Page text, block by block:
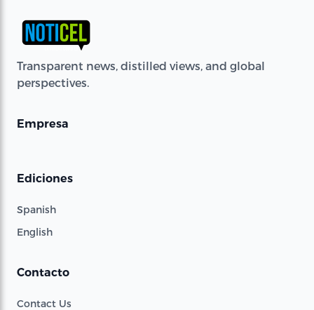
Transparent news, distilled views, and global
perspectives.
Empresa
Ediciones
Spanish
English
Contacto
Contact Us